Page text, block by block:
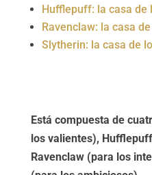
Hufflepuff: la casa de
Ravenclaw: la casa
Slytherin: la casa de
Está compuesta de
los valientes),
Ravenclaw (para los